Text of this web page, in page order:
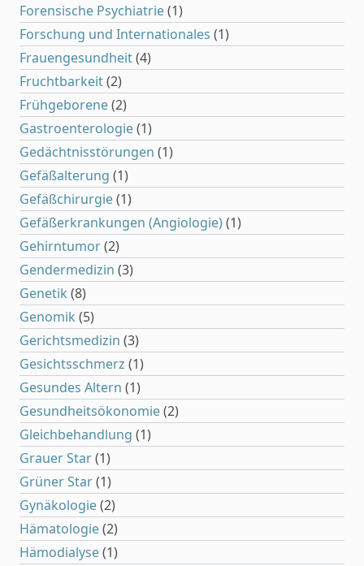
Forensische Psychiatrie(1)
Forschung und Internationales (1)
Frauengesundheit(4)
Fruchtbarkeit(2)
Frühgeborene(2)
Gastroenterologie(1)
Gedächtnisstörungen (1)
Gefäßalterung (1)
Gefäßchirurgie(1)
Gefäßerkrankungen (Angiologie)(1)
Gehirntumor(2)
Gendermedizin (3)
Genetik (8)
Genomik (5)
Gerichtsmedizin (3)
Gesichtsschmerz (1)
Gesundes Altern (1)
Gesundheitsökonomie(2)
Gleichbehandlung (1)
Grauer Star(1)
Grüner Star(1)
Gynäkologie(2)
Hämatologie(2)
Hämodialyse(1)